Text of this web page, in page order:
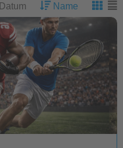
Datum Name